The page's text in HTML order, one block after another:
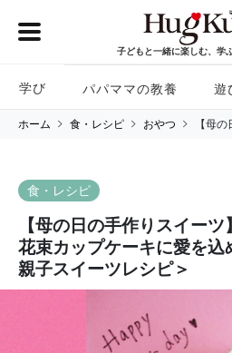
子どもと一緒に楽しむ、学
学び パパママの教養 遊
ホーム 食・レシピ おやつ 【母
食・レシピ
【母の日の手作りスイーツ
花束カップケーキに愛を込
親子スイーツレシピ＞